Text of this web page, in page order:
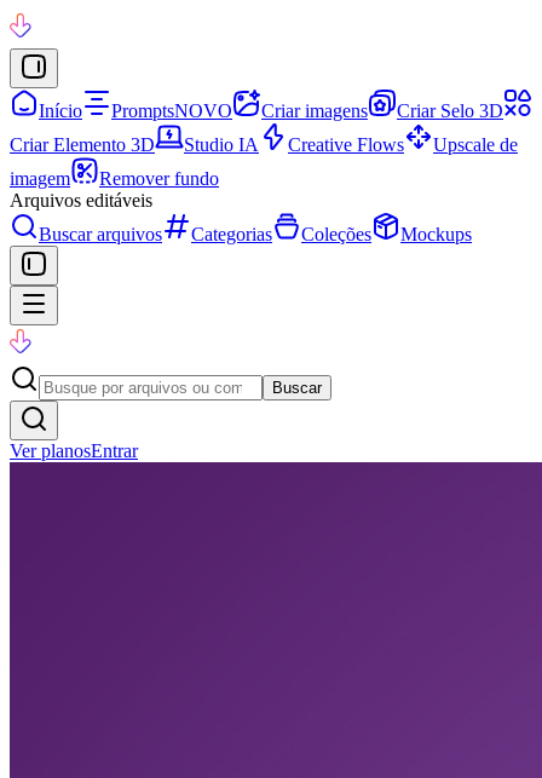
Início PromptsNOVO Criar imagens
Criar Selo 3D
Criar Elemento 3D
Studio IA Creative Flows
Upscale de
imagem
Remover fundo
Arquivos editáveis
Buscar arquivos
Categorias Coleções Mockups
Buscar
Ver planosEntrar